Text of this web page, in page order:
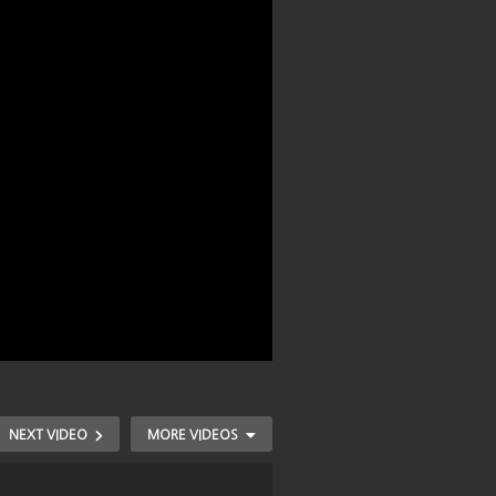
NEXT VIDEO MORE VIDEOS